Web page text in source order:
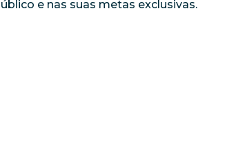
e nas suas metas exclusivas.